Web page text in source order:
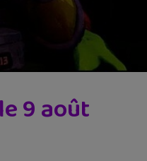
9 août